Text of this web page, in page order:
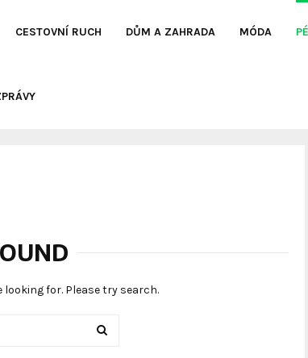
CESTOVNÍ RUCH DŮM A ZAHRADA MÓDA
looking for. Please try search.